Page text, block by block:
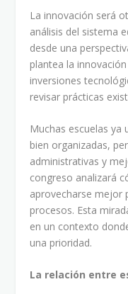
La innovación será
análisis del sistema
desde una
plantea la
inversiones
revisar prácticas
Muchas escuelas ya
bien organizadas,
administrativas y
congreso analizará
aprovecharse mejor
procesos. Esta
en un contexto
una prioridad.
La relación entre